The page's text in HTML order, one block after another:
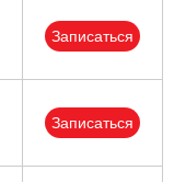
Записаться
Записаться